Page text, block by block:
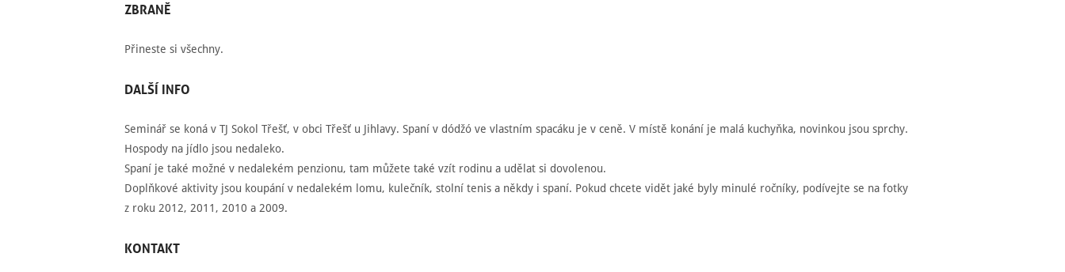
ZBRANĚ
Přineste si všechny.
DALŠÍ INFO
Seminář se koná v TJ Sokol Třešť, v obci Třešť u Jihlavy. Spaní v dódžó ve vlastním spacáku je v ceně. V místě konání je malá kuchyňka, novinkou jsou sprchy.
Hospody na jídlo jsou nedaleko.
Spaní je také možné v nedalekém penzionu, tam můžete také vzít rodinu a udělat si dovolenou.
Doplňkové aktivity jsou koupání v nedalekém lomu, kulečník, stolní tenis a někdy i spaní. Pokud chcete vidět jaké byly minulé ročníky, podívejte se na fotky
z roku 2012, 2011 , 2010 a 2009.
KONTAKT